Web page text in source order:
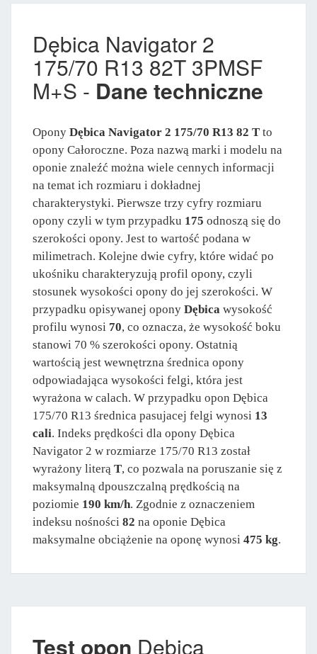
Dębica Navigator 2
175/70 R13 82T 3PMSF
M+S - Dane techniczne
Opony Dębica Navigator 2 175/70 R13 82 T to
opony Całoroczne. Poza nazwą marki i modelu na
oponie znaleźć można wiele cennych informacji
na temat ich rozmiaru i dokładnej
charakterystyki. Pierwsze trzy cyfry rozmiaru
opony czyli w tym przypadku 175 odnoszą się do
szerokości opony. Jest to wartość podana w
milimetrach. Kolejne dwie cyfry, które widać po
ukośniku charakteryzują profil opony, czyli
stosunek wysokości opony do jej szerokości. W
przypadku opisywanej opony Dębica wysokość
profilu wynosi 70, co oznacza, że wysokość boku
stanowi 70 % szerokości opony. Ostatnią
wartością jest wewnętrzna średnica opony
odpowiadająca wysokości felgi, która jest
wyrażona w calach. W przypadku opon Dębica
175/70 R13 średnica pasujacej felgi wynosi 13
cali. Indeks prędkości dla opony Dębica
Navigator 2 w rozmiarze 175/70 R13 został
wyrażony literą T, co pozwala na poruszanie się z
maksymalną dpouszczalną prędkością na
poziomie 190 km/h. Zgodnie z oznaczeniem
indeksu nośności 82 na oponie Dębica
maksymalne obciążenie na oponę wynosi 475 kg.
Test opon Dębica